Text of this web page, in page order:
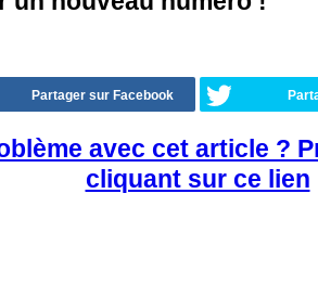
Partager sur Facebook
avec cet article ?
cliquant sur ce lien